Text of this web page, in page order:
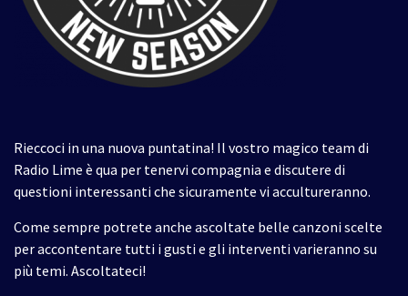
Rieccoci in una nuova puntatina! Il vostro magico team di
Radio Lime è qua per tenervi compagnia e discutere di
questioni interessanti che sicuramente vi accultureranno.
Come sempre potrete anche ascoltate belle canzoni scelte
per accontentare tutti i gusti e gli interventi varieranno su
più temi. Ascoltateci!